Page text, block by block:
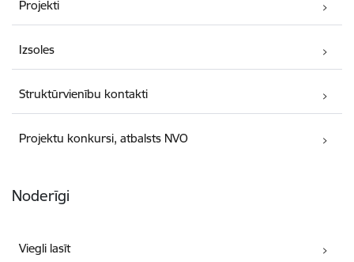
Projekti
Izsoles
Struktūrvienību kontakti
Projektu konkursi, atbalsts NVO
Noderīgi
Viegli lasīt